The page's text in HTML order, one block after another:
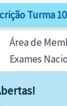
Turma
Área de
Exames